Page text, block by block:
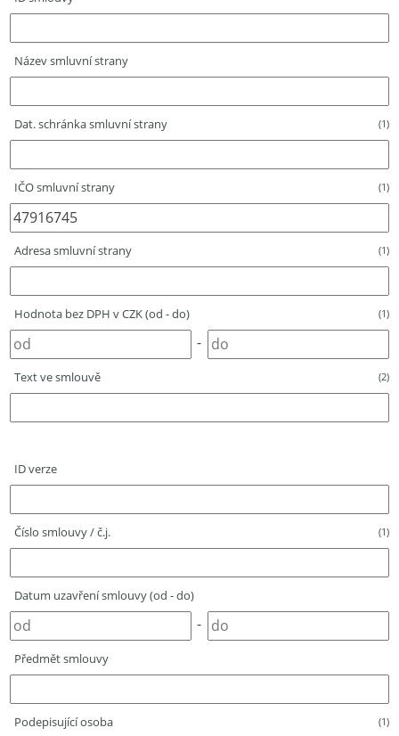
Název smluvní strany
Dat. schránka smluvní strany (1)
IČO smluvní strany (1)
Adresa smluvní strany (1)
Hodnota bez DPH v CZK (od - do) (1)
-
Text ve smlouvě (2)
ID verze
Číslo smlouvy / č.j. (1)
Datum uzavření smlouvy (od - do)
-
Předmět smlouvy
Podepisující osoba (1)